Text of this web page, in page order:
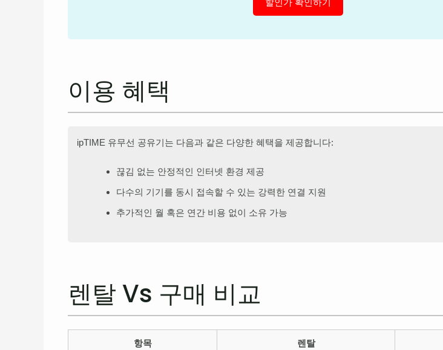
이용 혜택
ipTIME 유무선 공유기는 다음과 같은 다양한 혜택을 제공합니다:
끊김 없는 안정적인 인터넷 환경 제공
다수의 기기를 동시 접속할 수 있는 강력한 연결 지원
추가적인 월 혹은 연간 비용 없이 소유 가능
렌탈 Vs 구매 비교
항목 렌탈